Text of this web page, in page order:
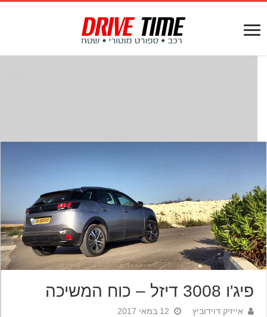
פיג'ו 3008 דיזל – כוח המשיכה
אייזיק דוידוביץ 12 במאי 2017